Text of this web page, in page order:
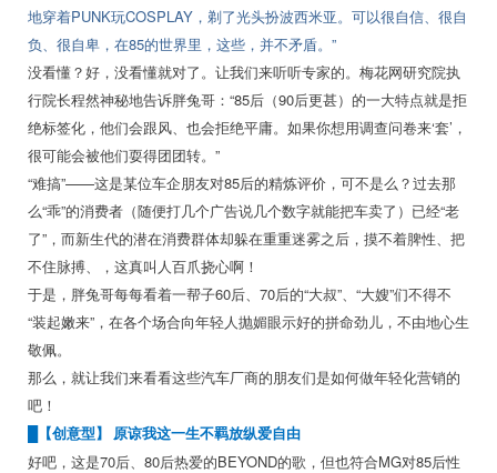
地穿着PUNK玩COSPLAY，剃了光头扮波西米亚。可以很自信、很自
负、很自卑，在85的世界里，这些，并不矛盾。”
没看懂？好，没看懂就对了。让我们来听听专家的。梅花网研究院执
行院长程然神秘地告诉胖兔哥：“85后（90后更甚）的一大特点就是拒
绝标签化，他们会跟风、也会拒绝平庸。如果你想用调查问卷来‘套’，
很可能会被他们耍得团团转。”
“难搞”——这是某位车企朋友对85后的精炼评价，可不是么？过去那
么“乖”的消费者（随便打几个广告说几个数字就能把车卖了）已经“老
了”，而新生代的潜在消费群体却躲在重重迷雾之后，摸不着脾性、把
不住脉搏、，这真叫人百爪挠心啊！
于是，胖兔哥每每看着一帮子60后、70后的“大叔”、“大嫂”们不得不
“装起嫩来”，在各个场合向年轻人抛媚眼示好的拼命劲儿，不由地心生
敬佩。
那么，就让我们来看看这些汽车厂商的朋友们是如何做年轻化营销的
吧！
█【创意型】 原谅我这一生不羁放纵爱自由
好吧，这是70后、80后热爱的BEYOND的歌，但也符合MG对85后性